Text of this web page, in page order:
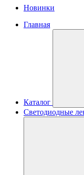
Новинки
Главная
Каталог
Светодиодные